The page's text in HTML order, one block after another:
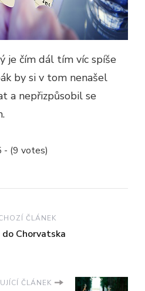
je čím dál tím víc spíše
by si v tom nenašel
a nepřizpůsobil se
- (9 votes)
ČLÁNEK
do Chorvatska
ČLÁNEK